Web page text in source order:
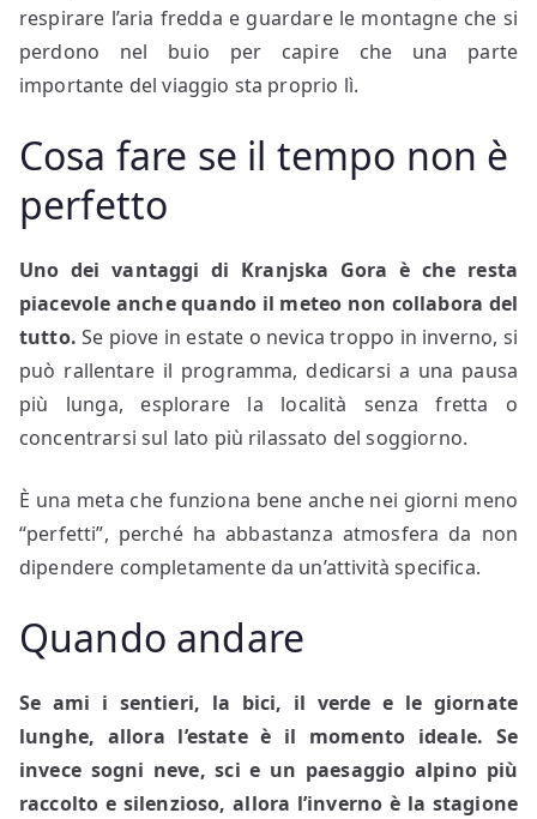
respirare l’aria fredda e guardare le montagne che si
perdono nel buio per capire che una parte
importante del viaggio sta proprio lì.
Cosa fare se il tempo non è
perfetto
Uno dei vantaggi di Kranjska Gora è che resta
piacevole anche quando il meteo non collabora del
tutto. Se piove in estate o nevica troppo in inverno, si
può rallentare il programma, dedicarsi a una pausa
più lunga, esplorare la località senza fretta o
concentrarsi sul lato più rilassato del soggiorno.
È una meta che funziona bene anche nei giorni meno
“perfetti”, perché ha abbastanza atmosfera da non
dipendere completamente da un’attività specifica.
Quando andare
Se ami i sentieri, la bici, il verde e le giornate
lunghe, allora l’estate è il momento ideale. Se
invece sogni neve, sci e un paesaggio alpino più
raccolto e silenzioso, allora l’inverno è la stagione